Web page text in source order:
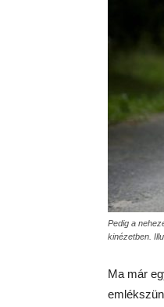
Pedig a
kinézetben.
Ma már